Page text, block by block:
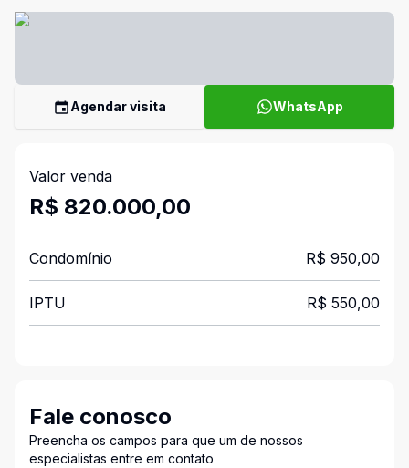
Agendar visita WhatsApp
Valor venda
R$ 820.000,00
Condomínio R$ 950,00
IPTU R$ 550,00
Fale conosco
Preencha os campos para que um de nossos
especialistas entre em contato